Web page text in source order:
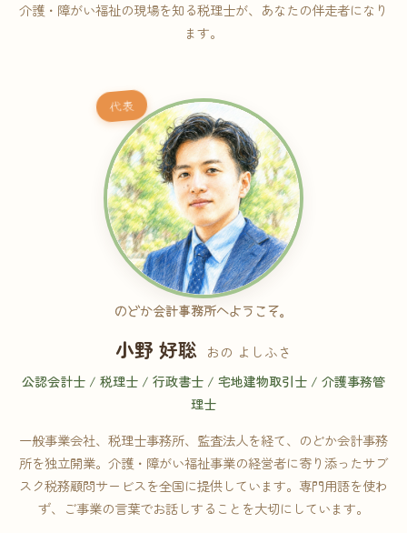
介護・障がい福祉の現場を知る税理士が、あなたの伴走者になり
ます。
代表
のどか会計事務所へようこそ。
小野 好聡 おの よしふさ
公認会計士 / 税理士 / 行政書士 / 宅地建物取引士 / 介護事務管
理士
一般事業会社、税理士事務所、監査法人を経て、のどか会計事務
所を独立開業。介護・障がい福祉事業の経営者に寄り添ったサブ
スク税務顧問サービスを全国に提供しています。専門用語を使わ
ず、ご事業の言葉でお話しすることを大切にしています。